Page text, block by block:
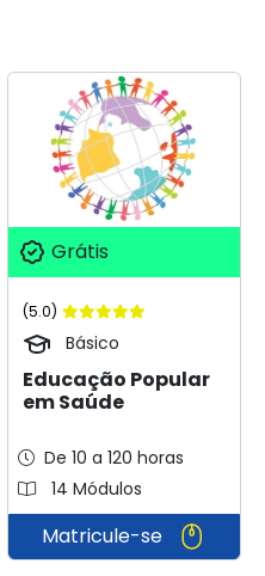
Grátis
(5.0)
Básico
Educação Popular
em Saúde
De 10 a 120 horas
14 Módulos
Matricule-se